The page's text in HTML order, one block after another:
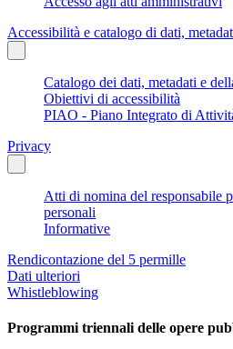
Accessibilità e catalogo di dati,
Catalogo dei dati, metadati e
Obiettivi di accessibilità
PIAO - Piano Integrato di
Privacy
Atti di nomina del responsabile
personali
Informative
Rendicontazione del 5 permille
Dati ulteriori
Whistleblowing
Programmi triennali delle opere